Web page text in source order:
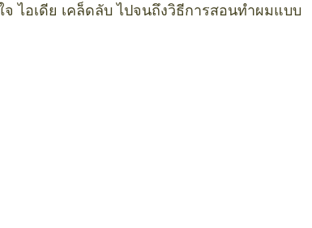
ไอเดีย เคล็ดลับ ไปจนถึงวิธีการสอนทำผมแบบ